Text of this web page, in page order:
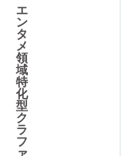
エ
ン
タ
メ
領
域
特
化
型
ク
ラ
フ